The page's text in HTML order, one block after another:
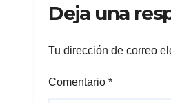
Deja una
Tu dirección de correo
Comentario *